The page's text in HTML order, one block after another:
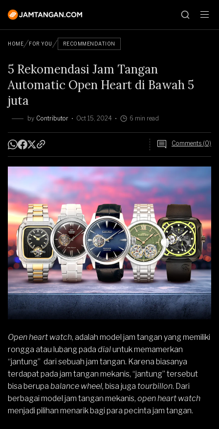
HOME FOR YOU RECOMMENDATION
5 Rekomendasi Jam Tangan
Automatic Open Heart di Bawah 5
juta
by Contributor Oct 15, 2024 6 min read
Comments (0)
Open heart watch, adalah model jam tangan yang memiliki
rongga atau lubang pada dialuntuk memamerkan
“jantung” dari sebuah jam tangan. Karena biasanya
terdapat pada jam tangan mekanis, “jantung” tersebut
bisa berupa balance wheel, bisa juga tourbillon. Dari
berbagai model jam tangan mekanis, open heart watch
menjadi pilihan menarik bagi para pecinta jam tangan.